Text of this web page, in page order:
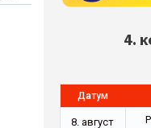
4.
Датум
8. август